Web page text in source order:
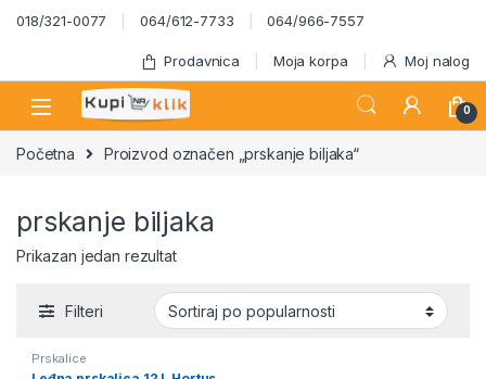
Skip to navigation
Skip to content
018/321-0077 064/612-7733 064/966-7557
Prodavnica Moja korpa Moj nalog
0
Početna Proizvod označen „prskanje biljaka“
prskanje biljaka
Prikazan jedan rezultat
Filteri
Prskalice